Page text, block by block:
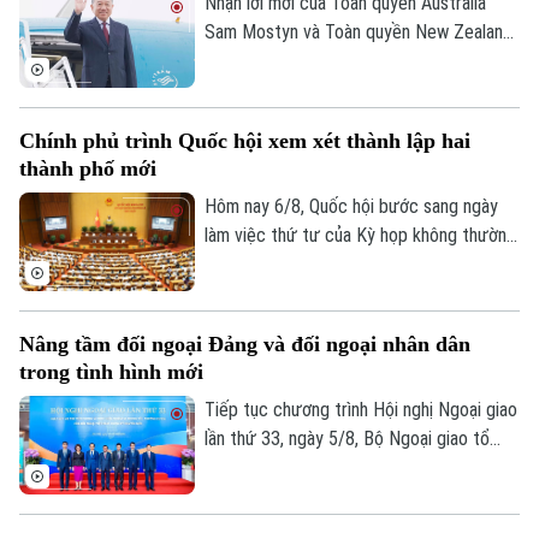
Sam Mostyn và Toàn quyền New Zealand
Nam Tô Lâm cùng đoàn đại biểu cấp cao
Australia và New Zealand từ ngày 9 đến
ngày 14/8/2026.
Chính phủ trình Quốc hội xem xét thành lập hai
thành phố mới
Hôm nay 6/8, Quốc hội bước sang ngày
làm việc thứ tư của Kỳ họp không thường
trong đó có việc thành lập thành phố
Nâng tầm đối ngoại Đảng và đối ngoại nhân dân
trong tình hình mới
Tiếp tục chương trình Hội nghị Ngoại giao
lần thứ 33, ngày 5/8, Bộ Ngoại giao tổ